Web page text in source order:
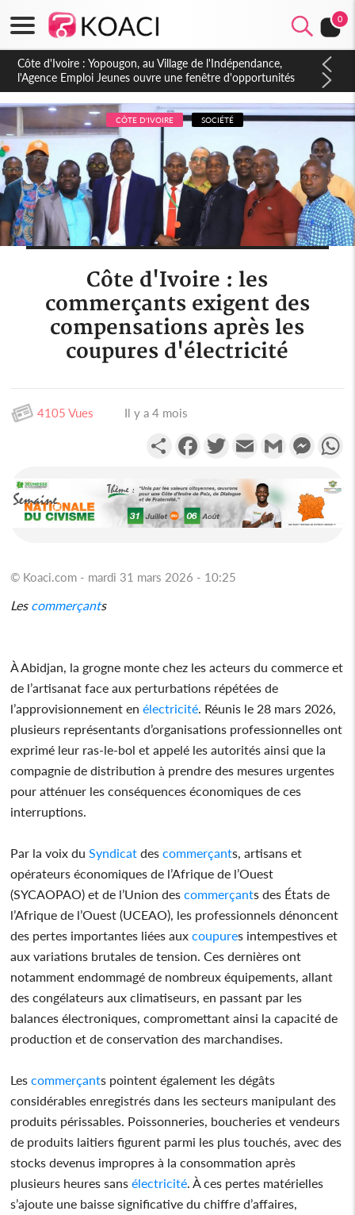
0
Côte d'Ivoire : CHU de Treichville, après la fronde, les agents
contractuels obtiennent un accord avec la direction sur les
arriérés du SMIG 2023
CÔTE D'IVOIRE SOCIÉTÉ
Côte d'Ivoire : les
commerçants exigent des
compensations après les
coupures d'électricité
4105 Vues Il y a 4 mois
PartagerFacebookTwitterEmail Gmail
© Koaci.com - mardi 31 mars 2026 - 10:25
Les commerçants
À Abidjan, la grogne monte chez les acteurs du commerce et
de l’artisanat face aux perturbations répétées de
l’approvisionnement enélectricité. Réunis le 28 mars 2026,
plusieurs représentants d’organisations professionnelles ont
exprimé leur ras-le-bol et appelé les autorités ainsi que la
compagnie de distribution à prendre des mesures urgentes
pour atténuer les conséquences économiques de ces
interruptions.
Par la voix duSyndicat descommerçants, artisans et
opérateurs économiques de l’Afrique de l’Ouest
(SYCAOPAO) et de l’Union descommerçants des États de
l’Afrique de l’Ouest (UCEAO), les professionnels dénoncent
des pertes importantes liées auxcoupures intempestives et
aux variations brutales de tension. Ces dernières ont
notamment endommagé de nombreux équipements, allant
des congélateurs aux climatiseurs, en passant par les
balances électroniques, compromettant ainsi la capacité de
production et de conservation des marchandises.
Lescommerçants pointent également les dégâts
considérables enregistrés dans les secteurs manipulant des
produits périssables. Poissonneries, boucheries et vendeurs
de produits laitiers figurent parmi les plus touchés, avec des
stocks devenus impropres à la consommation après
plusieurs heures sansélectricité. À ces pertes matérielles
s’ajoute une baisse significative du chiffre d’affaires,